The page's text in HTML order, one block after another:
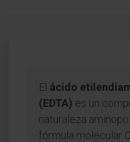
El ácido
(EDTA) es un
naturaleza
fórmula molecular